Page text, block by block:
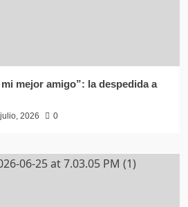
mejor amigo”: la despedida a
2026 0